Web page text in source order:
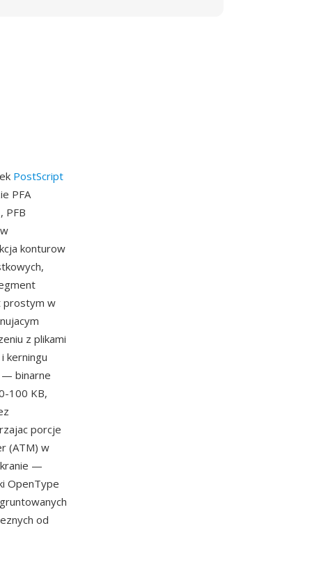
PostScript
PFA
PFB
konturow
prostym w
z plikami
kerningu
— binarne
100 KB,
porcje
(ATM) w
—
OpenType
od